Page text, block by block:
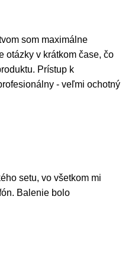
som maximálne
otázky v krátkom čase, čo
Prístup k
- veľmi ochotný
setu, vo všetkom mi
Balenie bolo